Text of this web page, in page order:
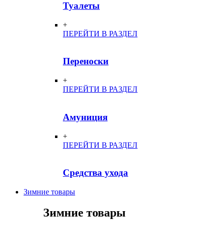
Туалеты
+
ПЕРЕЙТИ В РАЗДЕЛ
Переноски
+
ПЕРЕЙТИ В РАЗДЕЛ
Амуниция
+
ПЕРЕЙТИ В РАЗДЕЛ
Средства ухода
Зимние товары
Зимние товары